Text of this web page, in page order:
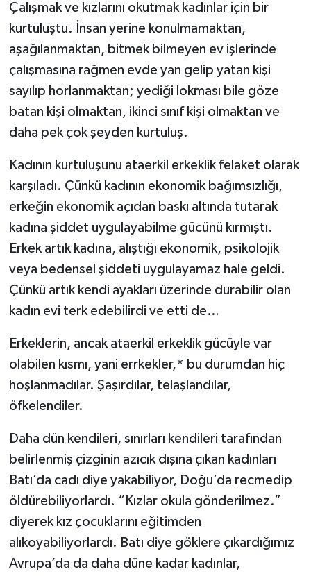
Çalışmak ve kızlarını okutmak kadınlar için bir
kurtuluştu. İnsan yerine konulmamaktan,
aşağılanmaktan, bitmek bilmeyen ev işlerinde
çalışmasına rağmen evde yan gelip yatan kişi
sayılıp horlanmaktan; yediği lokması bile göze
batan kişi olmaktan, ikinci sınıf kişi olmaktan ve
daha pek çok şeyden kurtuluş.
Kadının kurtuluşunu ataerkil erkeklik felaket olarak
karşıladı. Çünkü kadının ekonomik bağımsızlığı,
erkeğin ekonomik açıdan baskı altında tutarak
kadına şiddet uygulayabilme gücünü kırmıştı.
Erkek artık kadına, alıştığı ekonomik, psikolojik
veya bedensel şiddeti uygulayamaz hale geldi.
Çünkü artık kendi ayakları üzerinde durabilir olan
kadın evi terk edebilirdi ve etti de…
Erkeklerin, ancak ataerkil erkeklik gücüyle var
olabilen kısmı, yani errkekler,* bu durumdan hiç
hoşlanmadılar. Şaşırdılar, telaşlandılar,
öfkelendiler.
Daha dün kendileri, sınırları kendileri tarafından
belirlenmiş çizginin azıcık dışına çıkan kadınları
Batı’da cadı diye yakabiliyor, Doğu’da recmedip
öldürebiliyorlardı. “Kızlar okula gönderilmez.”
diyerek kız çocuklarını eğitimden
alıkoyabiliyorlardı. Batı diye göklere çıkardığımız
Avrupa’da da daha düne kadar kadınlar,